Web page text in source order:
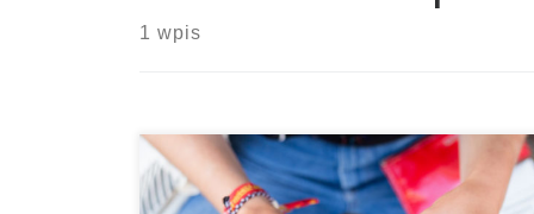
1 wpis
Pacjenci z wirusowym zapaleniem
wątroby typu C posiadają zwiększone